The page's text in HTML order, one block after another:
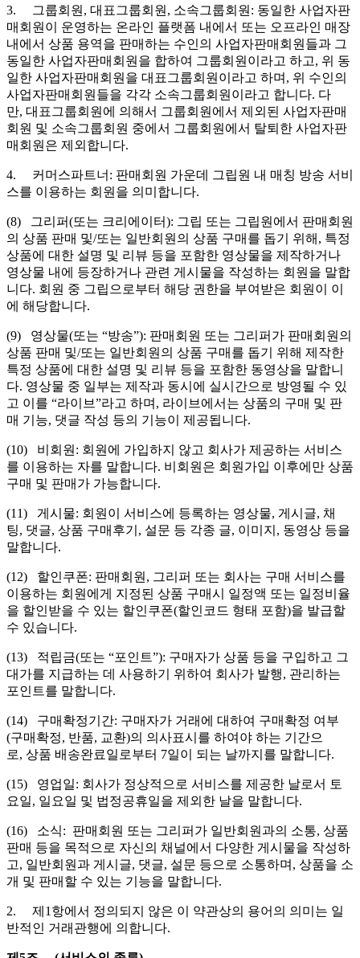
3. 그룹회원, 대표그룹회원, 소속그룹회원: 동일한 사업자판
매회원이 운영하는 온라인 플랫폼 내에서 또는 오프라인 매장
내에서 상품 용역을 판매하는 수인의 사업자판매회원들과 그
동일한 사업자판매회원을 합하여 그룹회원이라고 하고, 위 동
일한 사업자판매회원을 대표그룹회원이라고 하며, 위 수인의
사업자판매회원들을 각각 소속그룹회원이라고 합니다. 다
만, 대표그룹회원에 의해서 그룹회원에서 제외된 사업자판매
회원 및 소속그룹회원 중에서 그룹회원에서 탈퇴한 사업자판
매회원은 제외합니다.
4. 커머스파트너: 판매회원 가운데 그립원 내 매칭 방송 서비
스를 이용하는 회원을 의미합니다.
(8) 그리퍼(또는 크리에이터): 그립 또는 그립원에서 판매회원
의 상품 판매 및/또는 일반회원의 상품 구매를 돕기 위해, 특정
상품에 대한 설명 및 리뷰 등을 포함한 영상물을 제작하거나
영상물 내에 등장하거나 관련 게시물을 작성하는 회원을 말합
니다. 회원 중 그립으로부터 해당 권한을 부여받은 회원이 이
에 해당합니다.
(9) 영상물(또는 “방송”): 판매회원 또는 그리퍼가 판매회원의
상품 판매 및/또는 일반회원의 상품 구매를 돕기 위해 제작한
특정 상품에 대한 설명 및 리뷰 등을 포함한 동영상을 말합니
다. 영상물 중 일부는 제작과 동시에 실시간으로 방영될 수 있
고 이를 “라이브”라고 하며, 라이브에서는 상품의 구매 및 판
매 기능, 댓글 작성 등의 기능이 제공됩니다.
(10) 비회원: 회원에 가입하지 않고 회사가 제공하는 서비스
를 이용하는 자를 말합니다. 비회원은 회원가입 이후에만 상품
구매 및 판매가 가능합니다.
(11) 게시물: 회원이 서비스에 등록하는 영상물, 게시글, 채
팅, 댓글, 상품 구매후기, 설문 등 각종 글, 이미지, 동영상 등을
말합니다.
(12) 할인쿠폰: 판매회원, 그리퍼 또는 회사는 구매 서비스를
이용하는 회원에게 지정된 상품 구매시 일정액 또는 일정비율
을 할인받을 수 있는 할인쿠폰(할인코드 형태 포함)을 발급할
수 있습니다.
(13) 적립금(또는 “포인트”): 구매자가 상품 등을 구입하고 그
대가를 지급하는 데 사용하기 위하여 회사가 발행, 관리하는
포인트를 말합니다.
(14) 구매확정기간: 구매자가 거래에 대하여 구매확정 여부
(구매확정, 반품, 교환)의 의사표시를 하여야 하는 기간으
로, 상품 배송완료일로부터 7일이 되는 날까지를 말합니다.
(15) 영업일: 회사가 정상적으로 서비스를 제공한 날로서 토
요일, 일요일 및 법정공휴일을 제외한 날을 말합니다.
(16) 소식: 판매회원 또는 그리퍼가 일반회원과의 소통, 상품
판매 등을 목적으로 자신의 채널에서 다양한 게시물을 작성하
고, 일반회원과 게시글, 댓글, 설문 등으로 소통하며, 상품을 소
개 및 판매할 수 있는 기능을 말합니다.
2. 제1항에서 정의되지 않은 이 약관상의 용어의 의미는 일
반적인 거래관행에 의합니다.